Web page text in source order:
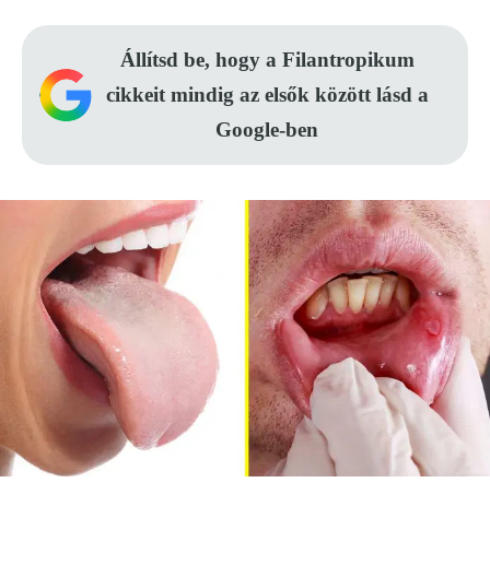
Állítsd be, hogy a Filantropikum
cikkeit mindig az elsők között lásd a
Google-ben